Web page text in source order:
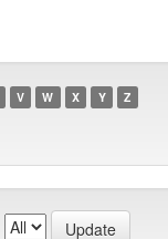
V W X Y Z